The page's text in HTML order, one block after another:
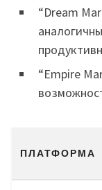
“Dream
“Empire
ПЛАТФОРМА